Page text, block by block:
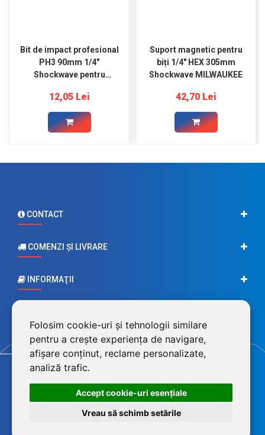
Folosim cookie-uri și tehnologii similare
pentru a crește experiența de navigare,
afișare conținut, reclame personalizate,
analiză trafic.
Accept cookie-uri esenţiale
Vreau să schimb setările
Bit de impact profesional
PH3 90mm 1/4"
Shockwave pentru
12,05 Lei
Suport magnetic pentru
biți 1/4" HEX 305mm
Shockwave MILWAUKEE
42,70 Lei
CONTACT
COMENZI ŞI LIVRARE
INFORMAŢII
©2026 BluPower® marcă înregistrată a FEROTECH DISTRIBUTION SRL,